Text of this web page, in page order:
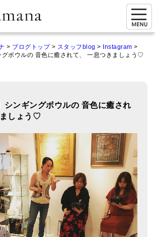
入
座
> ブログトップ> スタッフblog > Instagram >
グボウルの 音色に癒されて、 一息つきましょう♡
シンギングボウルの 音色に癒され
しょう♡